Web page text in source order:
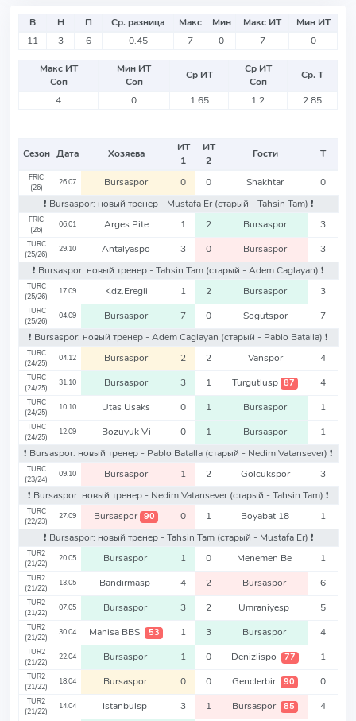
В Н П Ср. разница Макс Мин Макс ИТ
Мин ИТ
11
3 6 0.45 7 0 7 0
Макс ИТ
Соп
Мин ИТ
Соп
Ср ИТ
Ср ИТ
Соп
Ср. Т
4
0 1.65 1.2 2.85
Сезон Дата Хозяева
ИТ
1
ИТ
2
Гости Т
FRIC
(26)
26.07 Bursaspor 0 0 Shakhtar
0
❗️ Bursaspor: новый тренер - Mustafa Er(старый - Tahsin Tam) ❗️
FRIC
(26)
06.01 Arges Pite 1 2 Bursaspor 3
TURC
(25/26)
29.10 Antalyaspo 3 0 Bursaspor
3
❗️ Bursaspor: новый тренер - Tahsin Tam (старый - Adem Caglayan) ❗️
TURC
(25/26)
17.09 Kdz.Eregli 1 2 Bursaspor 3
TURC
(25/26)
04.09 Bursaspor 7 0 Sogutspor
7
❗️ Bursaspor: новый тренер - Adem Caglayan (старый - Pablo Batalla) ❗️
TURC
(24/25)
04.12 Bursaspor 2 2 Vanspor 4
TURC
(24/25)
31.10 Bursaspor 3 1 Turgutlusp 87 4
TURC
(24/25)
10.10 Utas Usaks 0 1 Bursaspor 1
TURC
(24/25)
12.09 Bozuyuk Vi 0 1 Bursaspor
1
❗️ Bursaspor: новый тренер - Pablo Batalla (старый - Nedim Vatansever) ❗️
TURC
(23/24)
09.10 Bursaspor 1 2 Golcukspor
3
❗️ Bursaspor: новый тренер - Nedim Vatansever(старый - Tahsin Tam) ❗️
TURC
(22/23)
27.09 Bursaspor 90 0 1 Boyabat 18
1
❗️ Bursaspor: новый тренер - Tahsin Tam (старый - Mustafa Er) ❗️
TUR2
(21/22)
20.05 Bursaspor 1 0 Menemen Be 1
TUR2
(21/22)
13.05 Bandirmasp 4 2 Bursaspor 6
TUR2
(21/22)
07.05 Bursaspor 3 2 Umraniyesp 5
TUR2
(21/22)
30.04 Manisa BBS 53 1 3 Bursaspor 4
TUR2
(21/22)
22.04 Bursaspor 1 0 Denizlispo 77 1
TUR2
(21/22)
18.04 Bursaspor 0 0 Genclerbir 90 0
TUR2
(21/22)
14.04 Istanbulsp 3 1 Bursaspor 85 4